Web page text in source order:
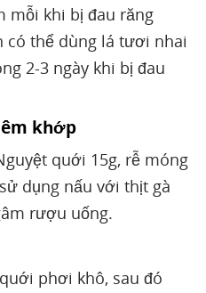
mỗi khi bị đau răng
có thể dùng lá tươi nhai
2-3 ngày khi bị đau
khớp
quới 15g, rễ móng
dụng nấu với thịt gà
rượu uống.
phơi khô, sau đó